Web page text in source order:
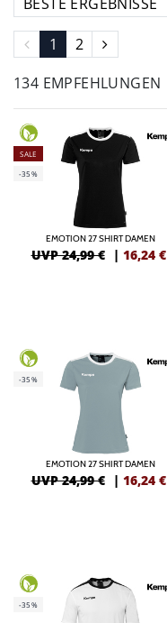
1
2
134 EMPFEHLUNGEN
SALE
-35%
EMOTION 27 SHIRT DAMEN
UVP 24,99 € | 16,24 €
-35%
EMOTION 27 SHIRT DAMEN
UVP 24,99 € | 16,24 €
-35%